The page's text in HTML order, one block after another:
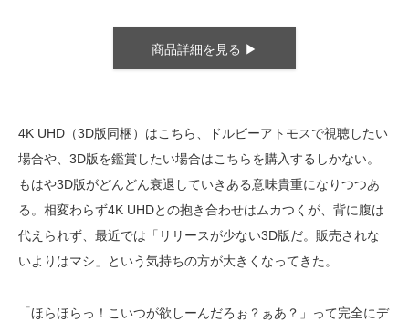
商品詳細を見る ▶
4K UHD（3D版同梱）はこちら、ドルビーアトモスで視聴したい
場合や、3D版を鑑賞したい場合はこちらを購入するしかない。
もはや3D版がどんどん衰退していきある意味貴重になりつつあ
る。相変わらず4K UHDとの抱き合わせはムカつくが、背に腹は
代えられず、最近では「リリースが少ない3D版だ。販売されな
いよりはマシ」という気持ちの方が大きくなってきた。
「ほらほらっ！こいつが欲しーんだろぉ？ぁあ？」って完全にデ